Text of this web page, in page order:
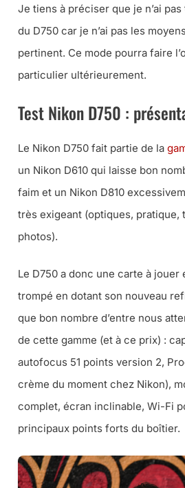
Je tiens à préciser que je n’ai
du D750 car je n’ai pas les
pertinent. Ce mode pourra faire
particulier ultérieurement.
Test Nikon D750 :
Le Nikon D750 fait partie de la
un Nikon D610 qui laisse bon
faim et un Nikon D810
très exigeant (optiques, pratique,
photos).
Le D750 a donc une carte à jouer
trompé en dotant son nouveau
que bon nombre d’entre nous
de cette gamme (et à ce prix) :
autofocus 51 points version 2,
crème du moment chez Nikon),
complet, écran inclinable, Wi-Fi
principaux points forts du boîtier.